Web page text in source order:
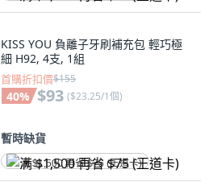
KISS YOU 負離子牙刷補充包 輕巧極
細 H92, 4支, 1組
首購折扣價$155
40% $93 ($23.25/1個)
暫時缺貨
满 $1,500 再省 $75 (王道卡)